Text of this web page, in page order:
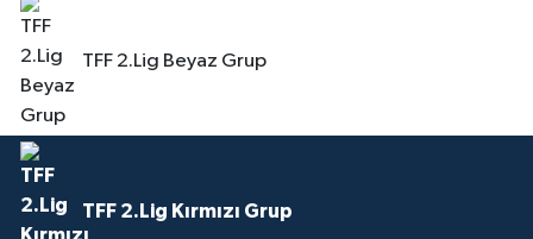
TFF 2.Lig Beyaz Grup
TFF 2.Lig Kırmızı Grup